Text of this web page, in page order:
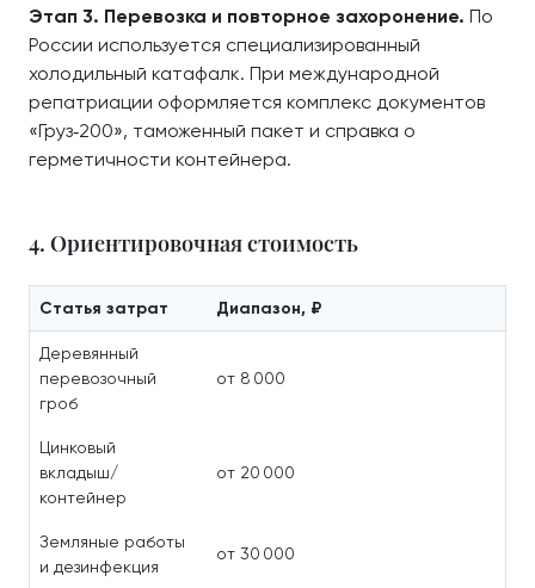
Этап 3. Перевозка и повторное захоронение. По
России используется специализированный
холодильный катафалк. При международной
репатриации оформляется комплекс документов
«Груз‑200», таможенный пакет и справка о
герметичности контейнера.
4. Ориентировочная стоимость
Статья затрат Диапазон, ₽
Деревянный
перевозочный
гроб
от 8 000
Цинковый
вкладыш/
контейнер
от 20 000
Земляные работы
и дезинфекция
от 30 000